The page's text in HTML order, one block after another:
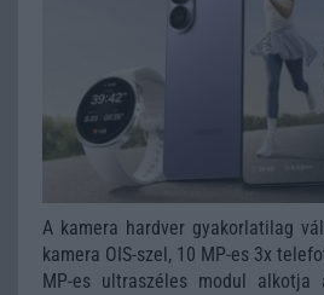
A kamera hardver gyakorlatilag
kamera OIS-szel, 10 MP-es 3x
MP-es ultraszéles modul